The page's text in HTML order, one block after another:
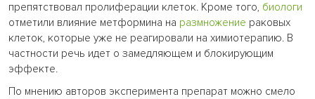
препятствовал пролиферации клеток. Кроме того, биологи
отметили влияние метформина на размножение раковых
клеток, которые уже не реагировали на химиотерапию. В
частности речь идет о замедляющем и блокирующим
эффекте.
По мнению авторов эксперимента препарат можно смело